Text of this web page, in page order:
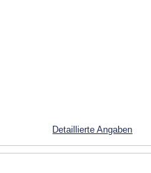
Detaillierte Angaben